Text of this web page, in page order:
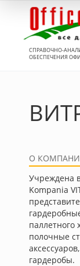
СПРАВОЧНО-
ОБЕСПЕЧЕНИЯ
О
Учреждена
Kompania
паллетного
полочные
гардеробы.